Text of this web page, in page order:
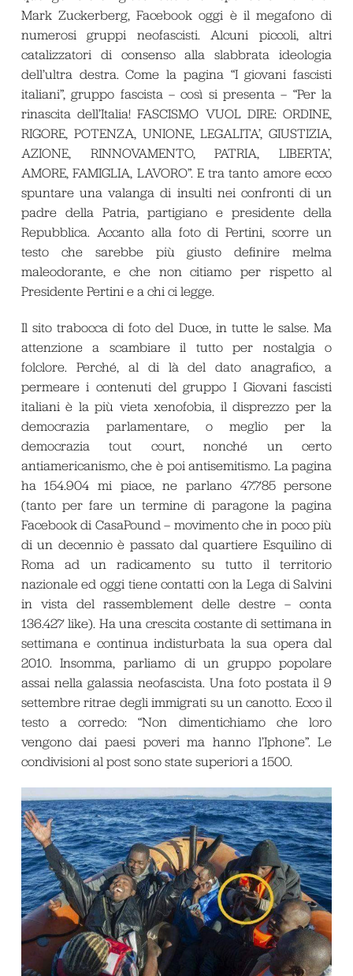
Mark Zuckerberg, Facebook oggi è il megafono di
numerosi gruppi neofascisti. Alcuni piccoli, altri
catalizzatori di consenso alla slabbrata ideologia
dell’ultra destra. Come la pagina “I giovani fascisti
italiani”, gruppo fascista – così si presenta – “Per la
rinascita dell’Italia! FASCISMO VUOL DIRE: ORDINE,
RIGORE, POTENZA, UNIONE, LEGALITA’, GIUSTIZIA,
AZIONE, RINNOVAMENTO, PATRIA, LIBERTA’,
AMORE, FAMIGLIA, LAVORO”. E tra tanto amore ecco
spuntare una valanga di insulti nei confronti di un
padre della Patria, partigiano e presidente della
Repubblica. Accanto alla foto di Pertini, scorre un
testo che sarebbe più giusto definire melma
maleodorante, e che non citiamo per rispetto al
Presidente Pertini e a chi ci legge.
Il sito trabocca di foto del Duce, in tutte le salse. Ma
attenzione a scambiare il tutto per nostalgia o
folclore. Perché, al di là del dato anagrafico, a
permeare i contenuti del gruppo I Giovani fascisti
italiani è la più vieta xenofobia, il disprezzo per la
democrazia parlamentare, o meglio per la
democraziatout court, nonché un certo
antiamericanismo, che è poi antisemitismo. La pagina
ha 154.904 mi piace, ne parlano 47.785 persone
(tanto per fare un termine di paragone la pagina
Facebook di CasaPound – movimento che in poco più
di un decennio è passato dal quartiere Esquilino di
Roma ad un radicamento su tutto il territorio
nazionale ed oggi tiene contatti con la Lega di Salvini
in vista del rassemblementdelle destre – conta
136.427 like). Ha una crescita costante di settimana in
settimana e continua indisturbata la sua opera dal
2010. Insomma, parliamo di un gruppo popolare
assai nella galassia neofascista. Una foto postata il 9
settembre ritrae degli immigrati su un canotto. Ecco il
testo a corredo: “Non dimentichiamo che loro
vengono dai paesi poveri ma hanno l’Iphone”. Le
condivisioni al post sono state superiori a 1500.